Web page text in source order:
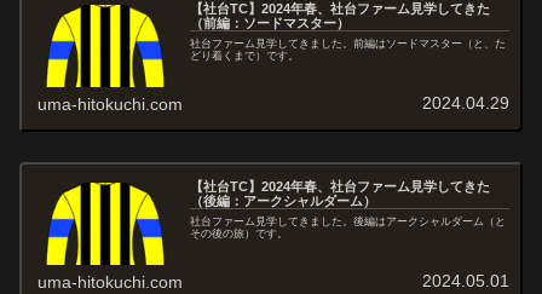
【社台TC】2024年春、社台ファーム見学してきた
（前編：ソードマスター）
社台ファーム見学してきました。前編はソードマスター（と、た
どり着くまで）です。
uma-hitokuchi.com 2024.04.29
【社台TC】2024年春、社台ファーム見学してきた
（後編：アークシャルダーム）
社台ファーム見学してきました。後編はアークシャルダーム（と
その後の旅）です。
uma-hitokuchi.com 2024.05.01